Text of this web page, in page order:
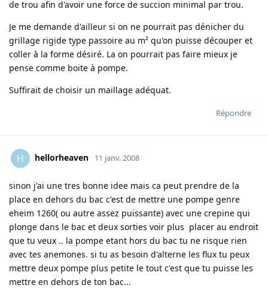
de trou afin d'avoir une force de succion minimal par trou.
Je me demande d'ailleur si on ne pourrait pas dénicher du
grillage rigide type passoire au m² qu'on puisse découper et
coller à la forme désiré. La on pourrait pas faire mieux je
pense comme boite à pompe.
Suffirait de choisir un maillage adéquat.
Répondre
H hellorheaven 11 janv. 2008
sinon j'ai une tres bonne idee mais ca peut prendre de la
place en dehors du bac c'est de mettre une pompe genre
eheim 1260( ou autre assez puissante) avec une crepine qui
plonge dans le bac et deux sorties voir plus placer au endroit
que tu veux .. la pompe etant hors du bac tu ne risque rien
avec tes anemones. si tu as besoin d'alterne les flux tu peux
mettre deux pompe plus petite le tout c'est que tu puisse les
mettre en dehors de ton bac...